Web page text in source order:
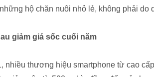
hộ chăn nuôi nhỏ lẻ, không phải do
giảm giá sốc cuối năm
nhiều thương hiệu smartphone từ cao